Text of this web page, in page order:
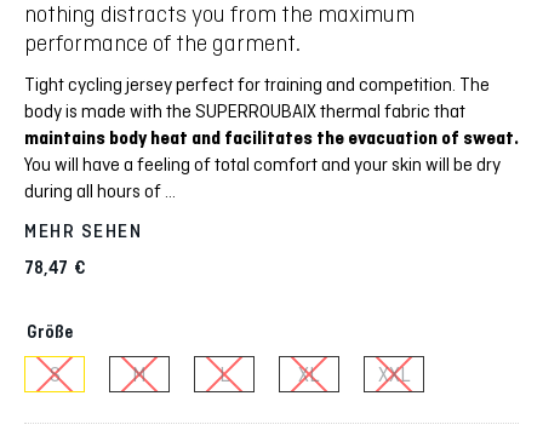
nothing distracts you from the maximum
performance of the garment.
Tight cycling jersey perfect for training and competition. The
body is made with the SUPERROUBAIX thermal fabric that
maintains body heat and facilitates the evacuation of sweat.
You will have a feeling of total comfort and your skin will be dry
during all hours of
MEHR SEHEN
78,47 €
Größe
S M L XL XXL